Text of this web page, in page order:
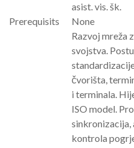
asist. vis. šk.
Prerequisits
None
Razvoj mreža
svojstva.
čvorišta,
i terminala.
ISO model.
sinkronizacija,
kontrola